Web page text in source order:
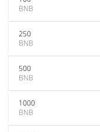
BNB
250
BNB
500
BNB
1000
BNB